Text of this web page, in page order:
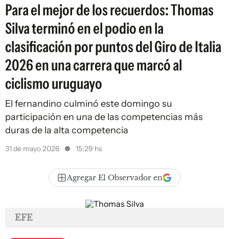
Para el mejor de los recuerdos: Thomas
Silva terminó en el podio en la
clasificación por puntos del Giro de Italia
2026 en una carrera que marcó al
ciclismo uruguayo
El fernandino culminó este domingo su
participación en una de las competencias más
duras de la alta competencia
31 de mayo 2026 15:29 hs
Agregar El Observador en
EFE